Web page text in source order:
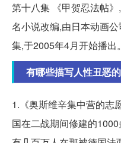
第十八集 《甲贺忍法帖
名小说改编,由日本动画
集,于2005年4月开始播出
有哪些描写人性丑恶
1.《奥斯维辛集中营的志
国在二战期间修建的